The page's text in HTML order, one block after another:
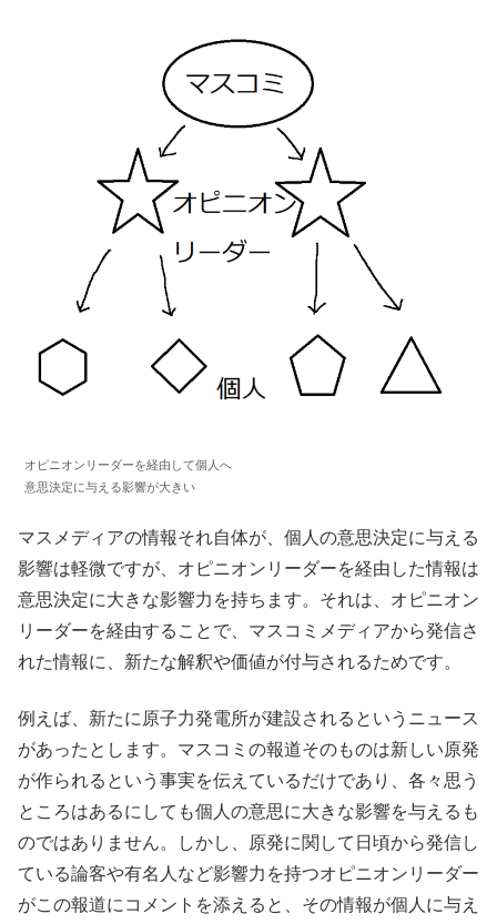
オピニオンリーダーを経由して個人へ
意思決定に与える影響が大きい
マスメディアの情報それ自体が、個人の意思決定に与える
影響は軽微ですが、オピニオンリーダーを経由した情報は
意思決定に大きな影響力を持ちます。それは、オピニオン
リーダーを経由することで、マスコミメディアから発信さ
れた情報に、新たな解釈や価値が付与されるためです。
例えば、新たに原子力発電所が建設されるというニュース
があったとします。マスコミの報道そのものは新しい原発
が作られるという事実を伝えているだけであり、各々思う
ところはあるにしても個人の意思に大きな影響を与えるも
のではありません。しかし、原発に関して日頃から発信し
ている論客や有名人など影響力を持つオピニオンリーダー
がこの報道にコメントを添えると、その情報が個人に与え